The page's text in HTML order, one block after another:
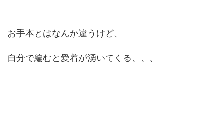
お手本とはなんか違うけど、
自分で編むと愛着が湧いてくる、、、